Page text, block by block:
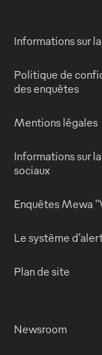
Informations sur
Politique de
des enquêtes
Mentions légales
Informations sur
sociaux
Enquêtes Mewa
Le système
Plan de site
Newsroom